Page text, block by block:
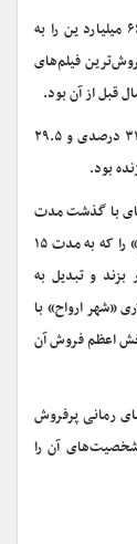
باکس آفیس ژاپن در سال ۲۰۱۶ میزان سود رکوردشکن ۶۶.۳ میلیارد ین را به
فیلم‌های
علاوه بر این، سال ۲۰۱۶ نسبت به سال قبل شاهد رشدی ۳۱.۶ درصدی و ۲۹.۵
بود.
با گذشت مدت
کوتاهی پس از اکرانش در سال گذشته توانست «شهر ارواح» را که به مدت ۱۵
بزند و تبدیل به
با فروشی ۳۳۱ میلیون دلاری «شهر ارواح» با
بخش اعظم فروش آن
رمانی پرفروش
شد و شخصیت‌های آن را